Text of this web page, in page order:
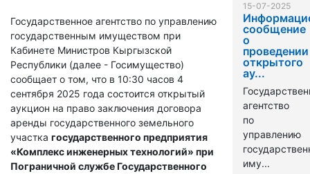
Государственное агентство по управлению
государственным имуществом при
Кабинете Министров Кыргызской
Республики (далее - Госимущество)
сообщает о том, что в 10:30 часов 4
сентября 2025 года состоится открытый
аукцион на право заключения договора
аренды государственного земельного
участка государственного предприятия
«Комплекс инженерных технологий» при
Пограничной службе Государственного
15-07-2025
сообщение
о
проведении
открытого
ау...
агентство
по
управлению
иму...